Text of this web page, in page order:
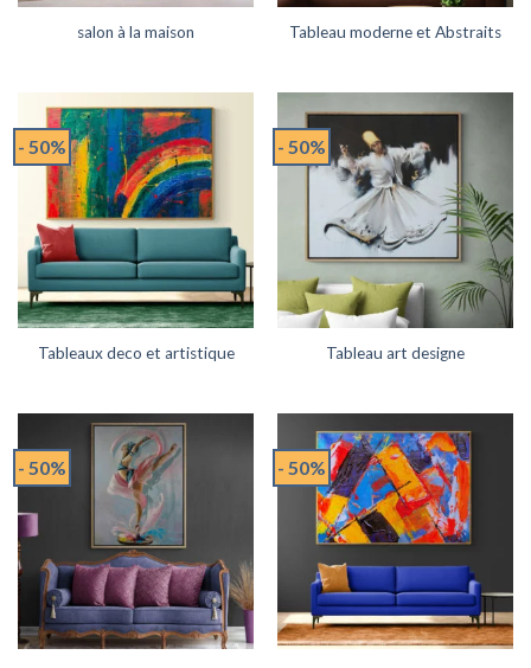
salon à la maison Tableau moderne et Abstraits
- 50%
Tableaux deco et artistique
- 50%
Tableau art designe
- 50% - 50%